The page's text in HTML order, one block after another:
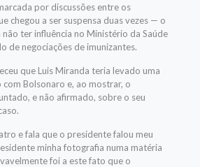
por discussões entre os
chegou a ser suspensa duas vezes — o
ter influência no Ministério da Saúde
de negociações de imunizantes.
que Luis Miranda teria levado uma
Bolsonaro e, ao mostrar, o
e não afirmado, sobre o seu
e fala que o presidente falou meu
minha fotografia numa matéria
foi a este fato que o